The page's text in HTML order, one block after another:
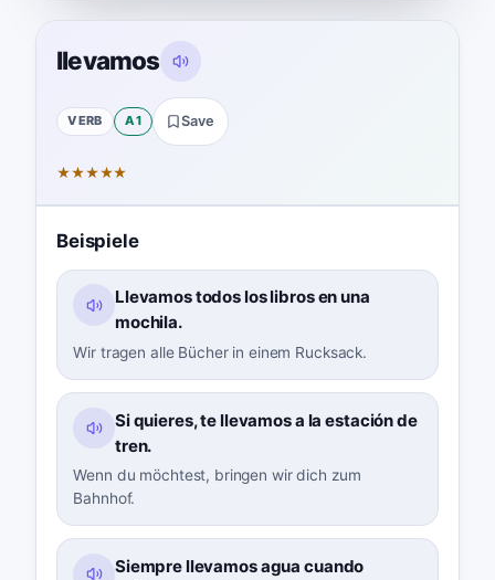
llevamos
VERB A1 Save
★★★★★
Beispiele
Llevamos todos los libros en una
mochila.
Wir tragen alle Bücher in einem Rucksack.
Si quieres, te llevamos a la estación de
tren.
Wenn du möchtest, bringen wir dich zum
Bahnhof.
Siempre llevamos agua cuando